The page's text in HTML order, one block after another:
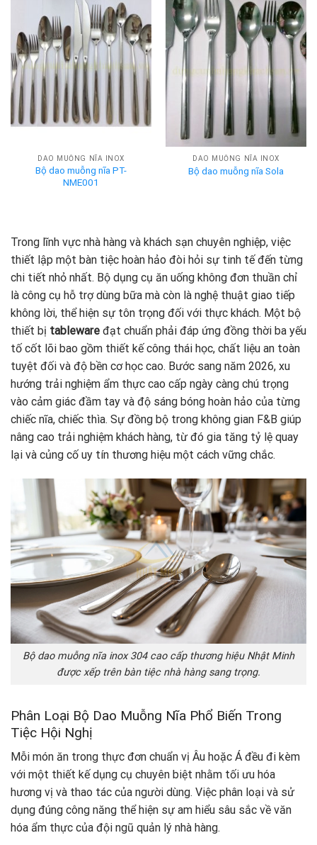
DAO MUỖNG NĨA INOX
Bộ dao muỗng nĩa PT-
NME001
DAO MUỖNG NĨA INOX
Bộ dao muỗng nĩa Sola
Trong lĩnh vực nhà hàng và khách sạn chuyên nghiệp, việc
thiết lập một bàn tiệc hoàn hảo đòi hỏi sự tinh tế đến từng
chi tiết nhỏ nhất. Bộ dụng cụ ăn uống không đơn thuần chỉ
là công cụ hỗ trợ dùng bữa mà còn là nghệ thuật giao tiếp
không lời, thể hiện sự tôn trọng đối với thực khách. Một bộ
thiết bị tableware đạt chuẩn phải đáp ứng đồng thời ba yếu
tố cốt lõi bao gồm thiết kế công thái học, chất liệu an toàn
tuyệt đối và độ bền cơ học cao. Bước sang năm 2026, xu
hướng trải nghiệm ẩm thực cao cấp ngày càng chú trọng
vào cảm giác đầm tay và độ sáng bóng hoàn hảo của từng
chiếc nĩa, chiếc thìa. Sự đồng bộ trong không gian F&B giúp
nâng cao trải nghiệm khách hàng, từ đó gia tăng tỷ lệ quay
lại và củng cố uy tín thương hiệu một cách vững chắc.
Bộ dao muỗng nĩa inox 304 cao cấp thương hiệu Nhật Minh
được xếp trên bàn tiệc nhà hàng sang trọng.
Phân Loại Bộ Dao Muỗng Nĩa Phổ Biến Trong
Tiệc Hội Nghị
Mỗi món ăn trong thực đơn chuẩn vị Âu hoặc Á đều đi kèm
với một thiết kế dụng cụ chuyên biệt nhằm tối ưu hóa
hương vị và thao tác của người dùng. Việc phân loại và sử
dụng đúng công năng thể hiện sự am hiểu sâu sắc về văn
hóa ẩm thực của đội ngũ quản lý nhà hàng.